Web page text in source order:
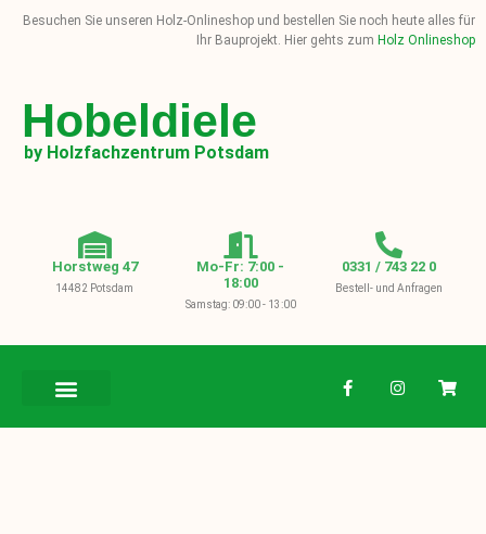
Besuchen Sie unseren Holz-Onlineshop und bestellen Sie noch heute alles für
Ihr Bauprojekt. Hier gehts zum Holz Onlineshop
Hobeldiele
by Holzfachzentrum Potsdam
Horstweg 47
14482 Potsdam
Mo-Fr: 7:00 -
18:00
Samstag: 09:00 - 13:00
0331 / 743 22 0
Bestell- und Anfragen